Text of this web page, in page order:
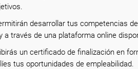
desarrollar tus competencias
a través de una plataforma online
un certificado de finalización en
tus oportunidades de empleabilidad.